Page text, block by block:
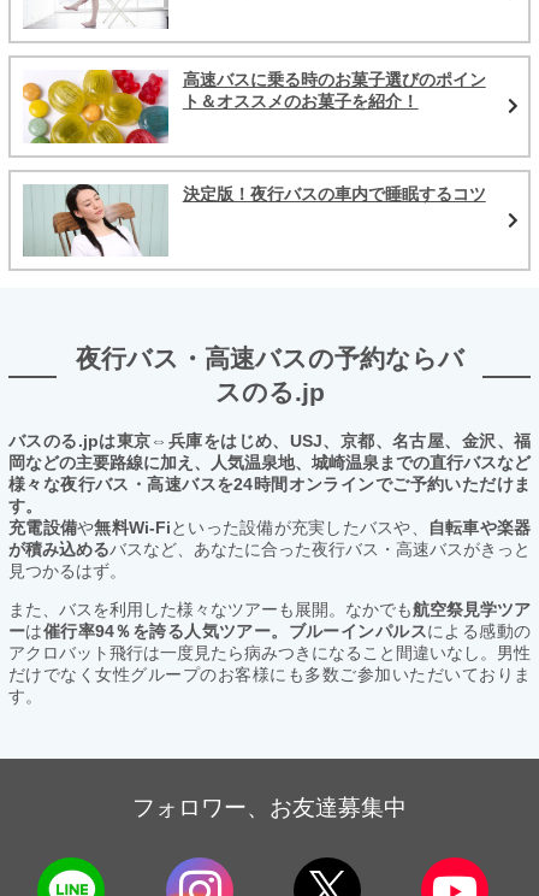
高速バスに乗る時のお菓子選びのポイン
ト＆オススメのお菓子を紹介！
決定版！夜行バスの車内で睡眠するコツ
夜行バス・高速バスの予約ならバ
スのる.jp
バスのる.jpは東京⇔兵庫をはじめ、USJ、京都、名古屋、金沢、福
岡などの主要路線に加え、人気温泉地、城崎温泉までの直行バスなど
様々な夜行バス・高速バスを24時間オンラインでご予約いただけま
す。
充電設備や無料Wi-Fiといった設備が充実したバスや、
自転車や楽器
が積み込めるバスなど、あなたに合った夜行バス・高速バスがきっと
見つかるはず。
また、バスを利用した様々なツアーも展開。なかでも航空祭見学ツア
ーは催行率94％を誇る人気ツアー。ブルーインパルスによる感動の
アクロバット飛行は一度見たら病みつきになること間違いなし。男性
だけでなく女性グループのお客様にも多数ご参加いただいておりま
す。
フォロワー、お友達募集中